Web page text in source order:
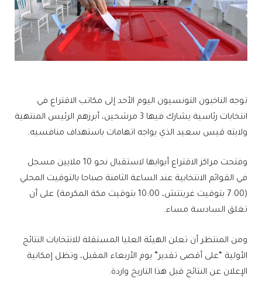
توجه الناخبون التونسيون اليوم الأحد إلى مكاتب الاقتراع في
انتخابات رئاسية يشارك فيها 3 مرشحين، أبرزهم الرئيس المنتهية
ولايته قيس سعيد الذي يواجه اتهامات باستهداف منافسيه.
وفتحت مراكز الاقتراع أبوابها لاستقبال نحو 10 ملايين مسجل
في القوائم الانتخابية عند الساعة الثامنة صباحا بالتوقيت المحلي
(7:00 بتوقيت غرينتش، 10:00 بتوقيت مكة المكرمة) على أن
تغلق السادسة مساء.
ومن المنتظر أن تعلن الهيئة العليا المستقلة للانتخابات النتائج
الأولية “على أقصى تقدير” يوم الأربعاء المقبل، وتظل إمكانية
الإعلان عن النتائج قبل هذا التاريخ واردة.